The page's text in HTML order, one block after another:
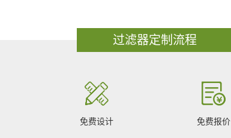
过滤器定制流程
免费设计 免费报价